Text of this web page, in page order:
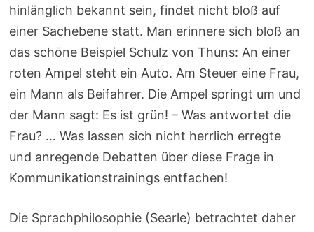
hinlänglich bekannt sein, findet nicht bloß auf
einer Sachebene statt. Man erinnere sich bloß an
das schöne Beispiel Schulz von Thuns: An einer
roten Ampel steht ein Auto. Am Steuer eine Frau,
ein Mann als Beifahrer. Die Ampel springt um und
der Mann sagt: Es ist grün! – Was antwortet die
Frau? … Was lassen sich nicht herrlich erregte
und anregende Debatten über diese Frage in
Kommunikationstrainings entfachen!
Die Sprachphilosophie (Searle) betrachtet daher